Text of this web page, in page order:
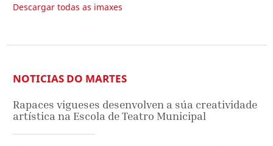
Descargar todas as imaxes
NOTICIAS DO MARTES
Rapaces vigueses desenvolven a súa creatividade
artística na Escola de Teatro Municipal